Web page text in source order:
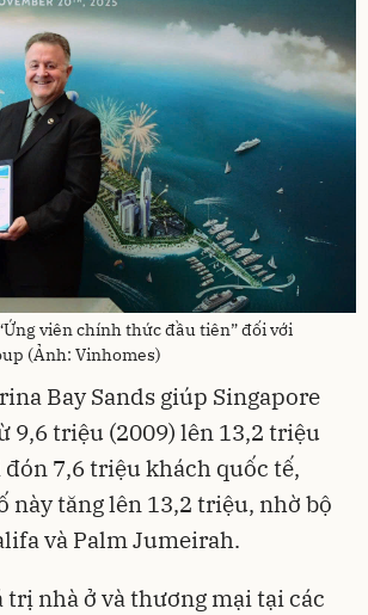
viên chính thức đầu tiên” đối với
(Ảnh: Vinhomes)
Bay Sands giúp Singapore
9,6 triệu (2009) lên 13,2 triệu
7,6 triệu khách quốc tế,
này tăng lên 13,2 triệu, nhờ bộ
và Palm Jumeirah.
nhà ở và thương mại tại các